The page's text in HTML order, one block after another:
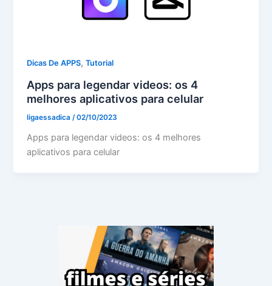
Dicas De APPS,Tutorial
Apps para legendar videos: os 4
melhores aplicativos para celular
ligaessadica/02/10/2023
Apps para legendar videos: os 4 melhores
aplicativos para celular